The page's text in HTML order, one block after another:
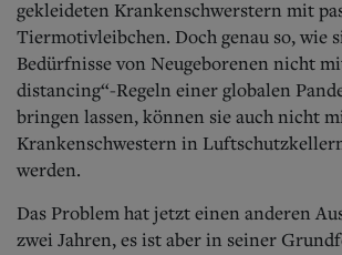
gekleideten Krankenschwerstern mit
Tiermotivleibchen. Doch genau so, wie
Bedürfnisse von Neugeborenen nicht
distancing“-Regeln einer globalen
bringen lassen, können sie auch nicht
Krankenschwestern in
werden.
Das Problem hat jetzt einen anderen
zwei Jahren, es ist aber in seiner